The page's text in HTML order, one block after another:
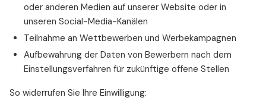
oder anderen Medien auf unserer Website oder in
unseren Social-Media-Kanälen
Teilnahme an Wettbewerben und Werbekampagnen
Aufbewahrung der Daten von Bewerbern nach dem
Einstellungsverfahren für zukünftige offene Stellen
So widerrufen Sie Ihre Einwilligung: